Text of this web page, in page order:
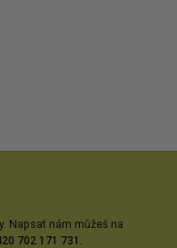
Napsat nám můžeš na
702 171 731.